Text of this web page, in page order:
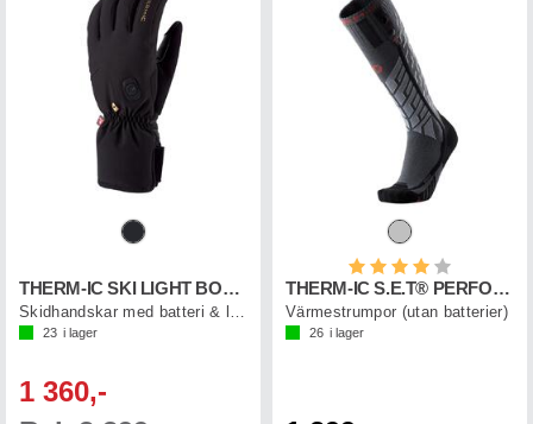
THERM-IC SKI LIGHT BOOST
23 i lager
1 360,-
Betyg:
THERM-IC S.E.T® PERFORM SOCK
Värmestrumpor (utan batterier)
26 i lager